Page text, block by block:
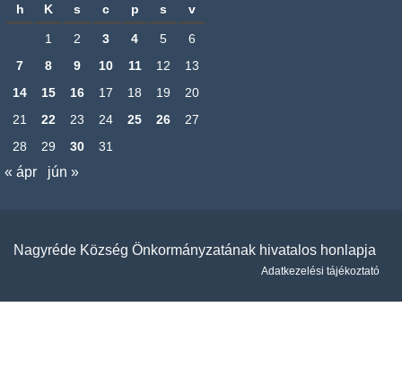
h K s c p s v
1 2 3 4 5
6
7
8 9 10 11 12
13
14
15 16 17 18 19
20
21
22 23 24 25 26
27
28
29 30 31
« ápr jún »
Nagyréde Község Önkormányzatának hivatalos honlapja
Adatkezelési tájékoztató